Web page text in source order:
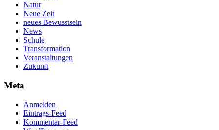
Natur
Neue Zeit
neues Bewusstsein
News
Schule
Transformation
Veranstaltungen
Zukunft
Meta
Anmelden
Eintrags-Feed
Kommentar-Feed